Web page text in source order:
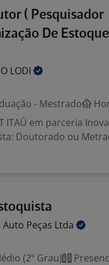
( Pesquisador
De
LODI
- Mestrado
ITAÚ em parceria
Doutorado ou
Peças Ltda
(2º Grau)